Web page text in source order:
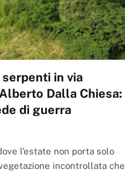
in via
Dalla Chiesa:
di guerra
l’estate non porta solo
incontrollata che